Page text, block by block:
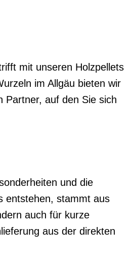
mit unseren Holzpellets
im Allgäu bieten wir
Partner, auf den Sie sich
und die
entstehen, stammt aus
auch für kurze
aus der direkten